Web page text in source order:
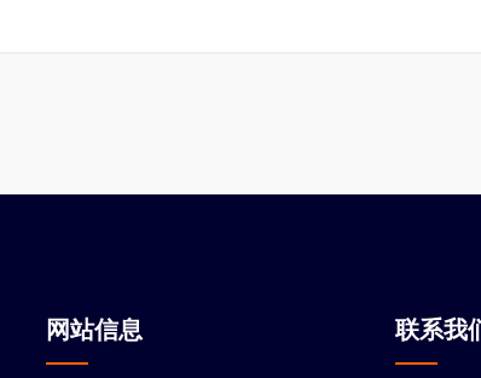
网站信息 联系我